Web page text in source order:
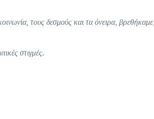
τους δεσμούς και τα όνειρα, βρεθήκαμε,
στιγμές.